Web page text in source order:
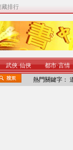
藏排行
武俠·仙俠 都市·言情
熱門關鍵字：